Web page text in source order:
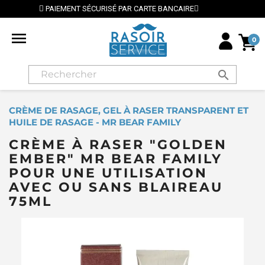
PAR CARTE BANCAIRE ⭐ LIVRAISON GRATUITE EN
 0
search
CRÈME DE RASAGE, GEL À RASER TRANSPARENT ET
HUILE DE RASAGE - MR BEAR FAMILY
CRÈME À RASER "GOLDEN
EMBER" MR BEAR FAMILY
POUR UNE UTILISATION
AVEC OU SANS BLAIREAU
75ML